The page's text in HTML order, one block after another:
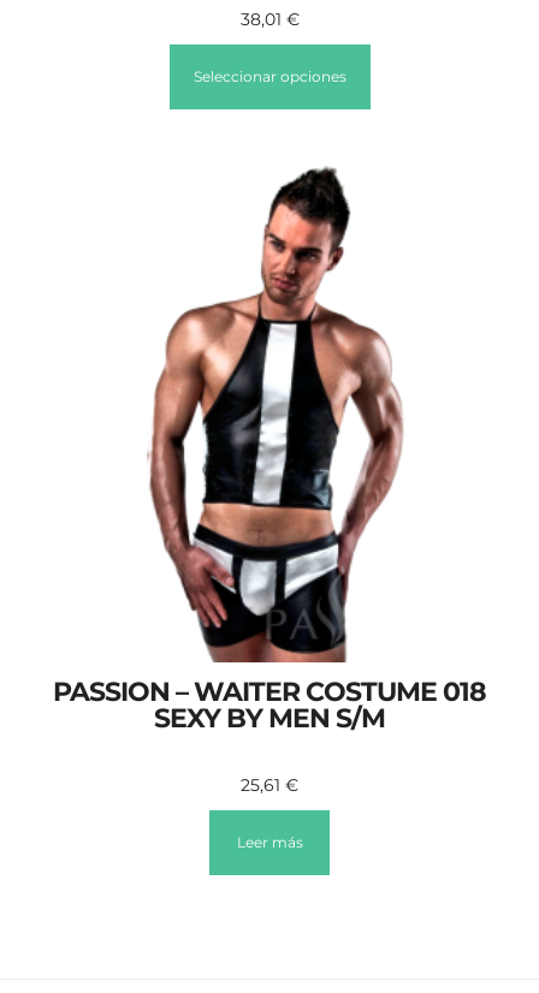
38,01 €
Seleccionar opciones
PASSION – WAITER COSTUME 018
SEXY BY MEN S/M
25,61 €
Leer más